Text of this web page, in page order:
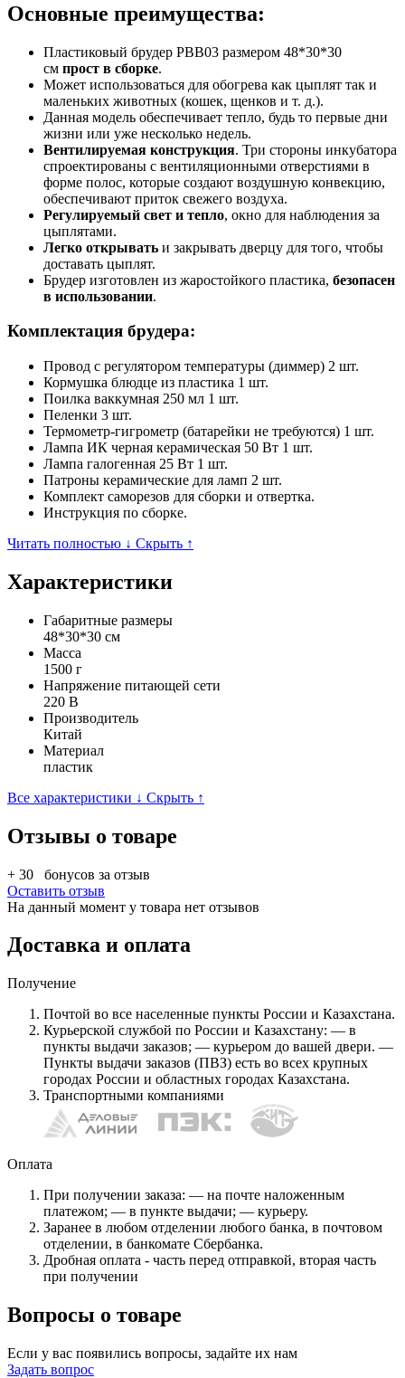
Основные преимущества:
Пластиковый брудер PBB03 размером 48*30*30
см прост в сборке.
Может использоваться для обогрева как цыплят так и
маленьких животных (кошек, щенков и т. д.).
Данная модель обеспечивает тепло, будь то первые дни
жизни или уже несколько недель.
Вентилируемая конструкция. Три стороны инкубатора
спроектированы с вентиляционными отверстиями в
форме полос, которые создают воздушную конвекцию,
обеспечивают приток свежего воздуха.
Регулируемый свет и тепло, окно для наблюдения за
цыплятами.
Легко открывать и закрывать дверцу для того, чтобы
доставать цыплят.
Брудер изготовлен из жаростойкого пластика, безопасен
в использовании.
Комплектация брудера:
Провод с регулятором температуры (диммер) 2 шт.
Кормушка блюдце из пластика 1 шт.
Поилка ваккумная 250 мл 1 шт.
Пеленки 3 шт.
Термометр-гигрометр (батарейки не требуются) 1 шт.
Лампа ИК черная керамическая 50 Вт 1 шт.
Лампа галогенная 25 Вт 1 шт.
Патроны керамические для ламп 2 шт.
Комплект саморезов для сборки и отвертка.
Инструкция по сборке.
Читать полностью ↓ Скрыть ↑
Характеристики
Габаритные размеры
48*30*30 см
Масса
1500 г
Напряжение питающей сети
220 В
Производитель
Китай
Материал
пластик
Все характеристики ↓ Скрыть ↑
Отзывы о товаре
+ 30
бонусов за отзыв
Оставить отзыв
На данный момент у товара нет отзывов
Доставка и оплата
Получение
Почтой во все населенные пункты России и Казахстана.
Курьерской службой по России и Казахстану: — в
пункты выдачи заказов; — курьером до вашей двери. —
Пункты выдачи заказов (ПВЗ) есть во всех крупных
городах России и областных городах Казахстана.
Транспортными компаниями
Оплата
При получении заказа: — на почте наложенным
платежом; — в пункте выдачи; — курьеру.
Заранее в любом отделении любого банка, в почтовом
отделении, в банкомате Сбербанка.
Дробная оплата - часть перед отправкой, вторая часть
при получении
Вопросы о товаре
Если у вас появились вопросы, задайте их нам
Задать вопрос